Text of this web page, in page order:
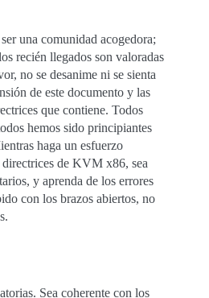
una comunidad acogedora;
recién llegados son valoradas
no se desanime ni se sienta
de este documento y las
que contiene. Todos
hemos sido principiantes
haga un esfuerzo
de KVM x86, sea
y aprenda de los errores
con los brazos abiertos, no
Sea coherente con los